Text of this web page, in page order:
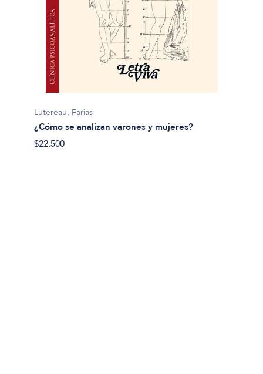
Lutereau, Farias
¿Cómo se analizan varones y mujeres?
$22.500